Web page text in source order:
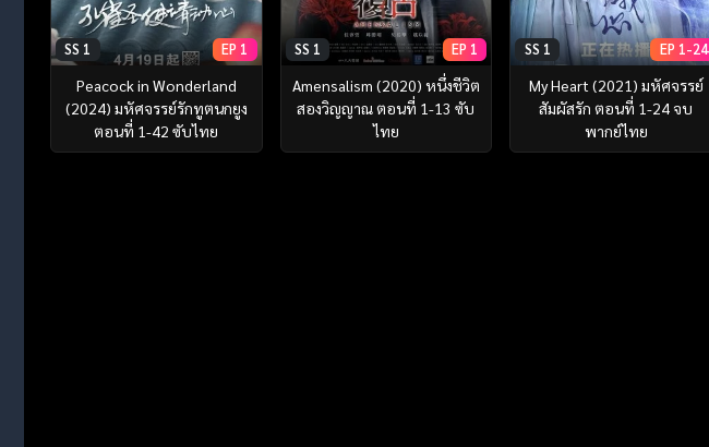
SS 1 EP 1
Peacock in Wonderland
(2024) มหัศจรรย์รักทูตนกยูง
ตอนที่ 1-42 ซับไทย
SS 1 EP 1
Amensalism (2020) หนึ่งชีวิต
สองวิญญาณ ตอนที่ 1-13 ซับ
ไทย
SS 1 EP 1-24
My Heart (2021) มหัศจรรย์
สัมผัสรัก ตอนที่ 1-24 จบ
พากย์ไทย